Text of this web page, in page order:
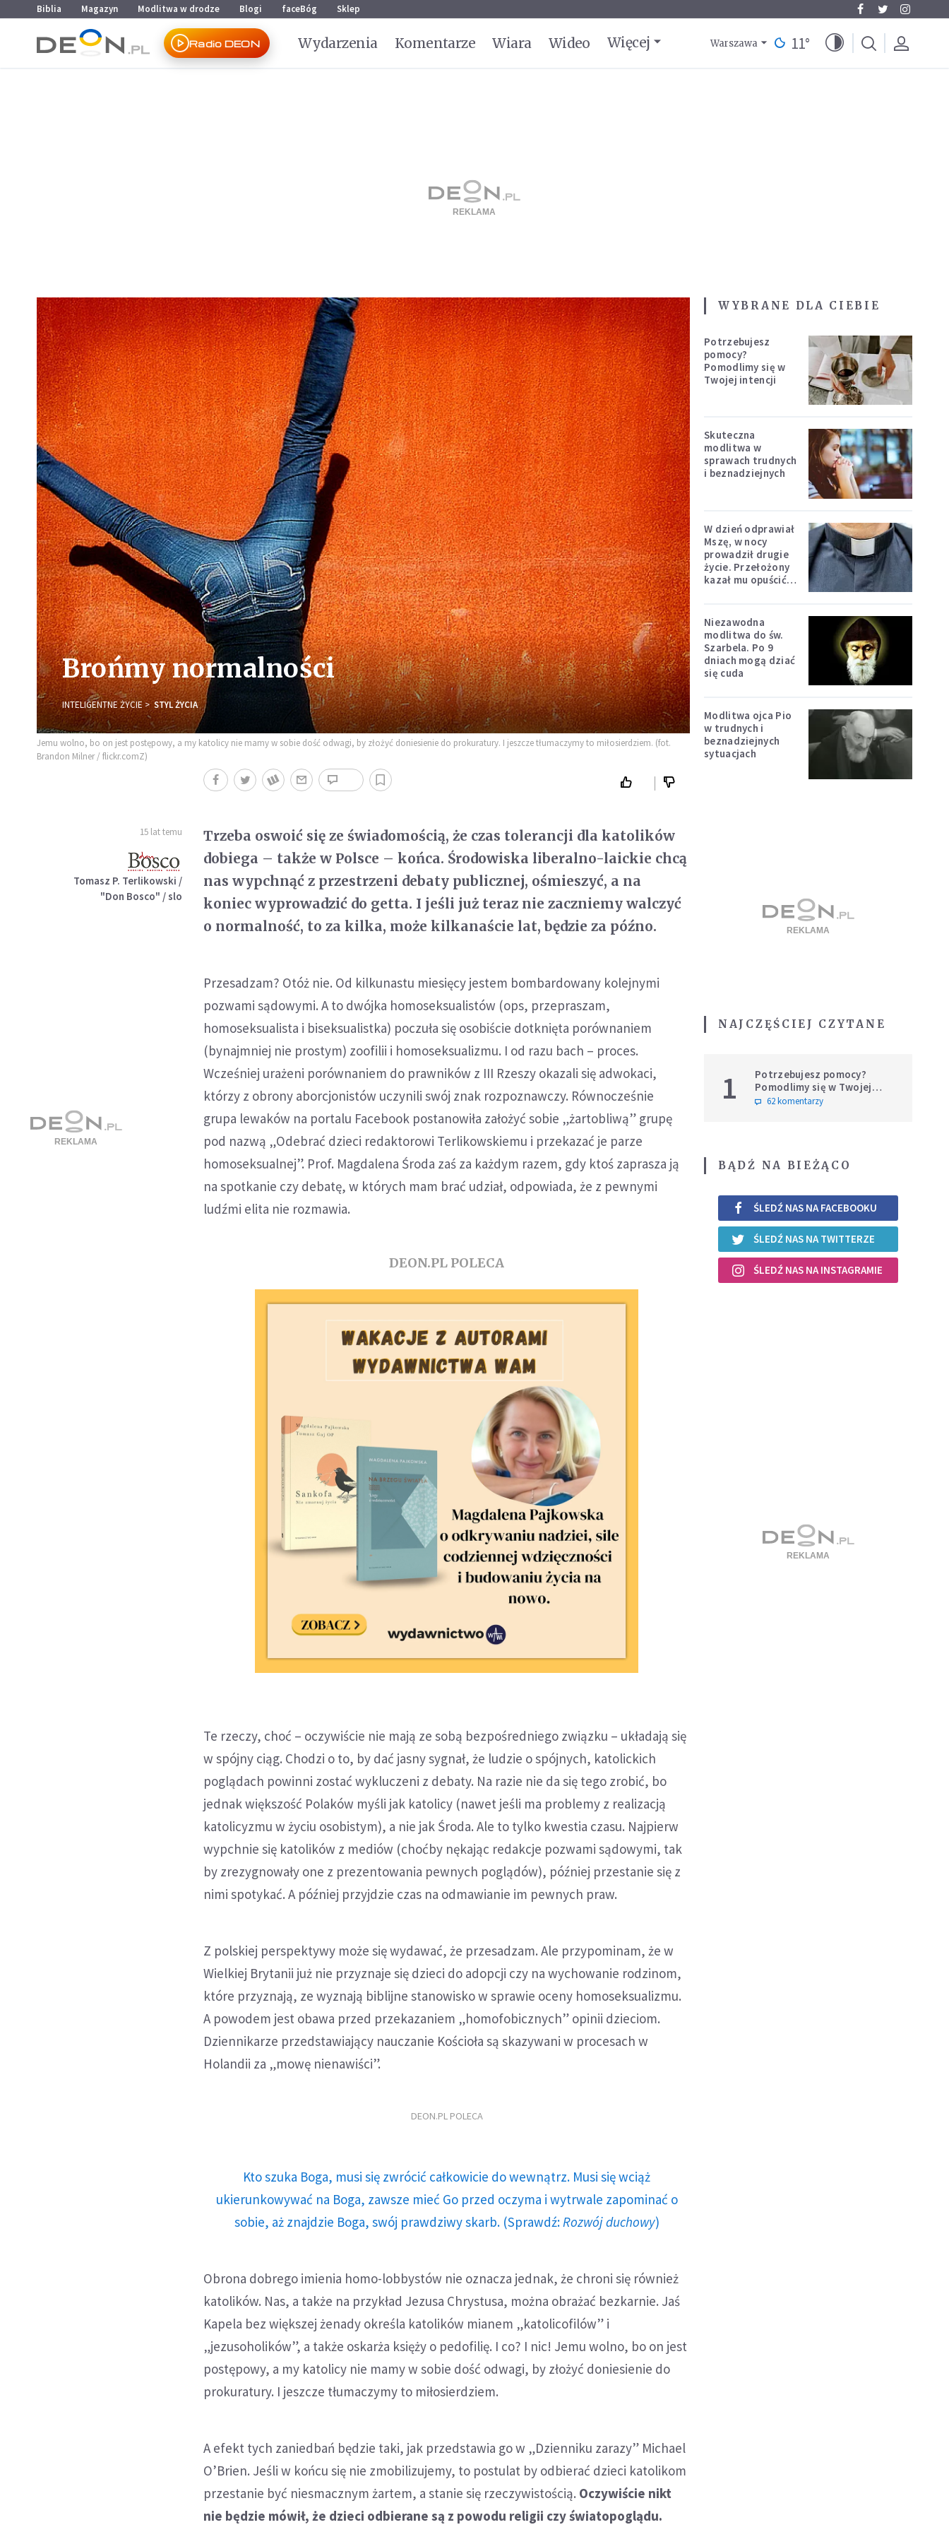
Przejdź do menu głównego
Przejdź do treści
Biblia Magazyn Modlitwa w drodze Blogi faceBóg Sklep
Radio DEON Wydarzenia Komentarze Wiara Wideo Więcej Warszawa 11°
Brońmy normalności
INTELIGENTNE ŻYCIE STYL ŻYCIA
Jemu wolno, bo on jest postępowy, a my katolicy nie mamy w sobie dość odwagi, by złożyć doniesienie do prokuratury. I jeszcze tłumaczymy to miłosierdziem. (fot.
Brandon Milner / flickr.comZ)
15 lat temu
Tomasz P. Terlikowski /
"Don Bosco" / slo
Trzeba oswoić się ze świadomością, że czas tolerancji dla katolików
dobiega – także w Polsce – końca. Środowiska liberalno-laickie chcą
nas wypchnąć z przestrzeni debaty publicznej, ośmieszyć, a na
koniec wyprowadzić do getta. I jeśli już teraz nie zaczniemy walczyć
o normalność, to za kilka, może kilkanaście lat, będzie za późno.
Przesadzam? Otóż nie. Od kilkunastu miesięcy jestem bombardowany kolejnymi
pozwami sądowymi. A to dwójka homoseksualistów (ops, przepraszam,
homoseksualista i biseksualistka) poczuła się osobiście dotknięta porównaniem
(bynajmniej nie prostym) zoofilii i homoseksualizmu. I od razu bach – proces.
Wcześniej urażeni porównaniem do prawników z III Rzeszy okazali się adwokaci,
którzy z obrony aborcjonistów uczynili swój znak rozpoznawczy. Równocześnie
grupa lewaków na portalu Facebook postanowiła założyć sobie „żartobliwą” grupę
pod nazwą „Odebrać dzieci redaktorowi Terlikowskiemu i przekazać je parze
homoseksualnej”. Prof. Magdalena Środa zaś za każdym razem, gdy ktoś zaprasza ją
na spotkanie czy debatę, w których mam brać udział, odpowiada, że z pewnymi
ludźmi elita nie rozmawia.
DEON.PL POLECA
Te rzeczy, choć – oczywiście nie mają ze sobą bezpośredniego związku – układają się
w spójny ciąg. Chodzi o to, by dać jasny sygnał, że ludzie o spójnych, katolickich
poglądach powinni zostać wykluczeni z debaty. Na razie nie da się tego zrobić, bo
jednak większość Polaków myśli jak katolicy (nawet jeśli ma problemy z realizacją
katolicyzmu w życiu osobistym), a nie jak Środa. Ale to tylko kwestia czasu. Najpierw
wypchnie się katolików z mediów (choćby nękając redakcje pozwami sądowymi, tak
by zrezygnowały one z prezentowania pewnych poglądów), później przestanie się z
nimi spotykać. A później przyjdzie czas na odmawianie im pewnych praw.
Z polskiej perspektywy może się wydawać, że przesadzam. Ale przypominam, że w
Wielkiej Brytanii już nie przyznaje się dzieci do adopcji czy na wychowanie rodzinom,
które przyznają, ze wyznają biblijne stanowisko w sprawie oceny homoseksualizmu.
A powodem jest obawa przed przekazaniem „homofobicznych” opinii dzieciom.
Dziennikarze przedstawiający nauczanie Kościoła są skazywani w procesach w
Holandii za „mowę nienawiści”.
DEON.PL POLECA
Kto szuka Boga, musi się zwrócić całkowicie do wewnątrz. Musi się wciąż
ukierunkowywać na Boga, zawsze mieć Go przed oczyma i wytrwale zapominać o
sobie, aż znajdzie Boga, swój prawdziwy skarb. (Sprawdź: Rozwój duchowy)
Obrona dobrego imienia homo-lobbystów nie oznacza jednak, że chroni się również
katolików. Nas, a także na przykład Jezusa Chrystusa, można obrażać bezkarnie. Jaś
Kapela bez większej żenady określa katolików mianem „katolicofilów” i
„jezusoholików”, a także oskarża księży o pedofilię. I co? I nic! Jemu wolno, bo on jest
postępowy, a my katolicy nie mamy w sobie dość odwagi, by złożyć doniesienie do
prokuratury. I jeszcze tłumaczymy to miłosierdziem.
A efekt tych zaniedbań będzie taki, jak przedstawia go w „Dzienniku zarazy” Michael
O’Brien. Jeśli w końcu się nie zmobilizujemy, to postulat by odbierać dzieci katolikom
przestanie być niesmacznym żartem, a stanie się rzeczywistością. Oczywiście nikt
nie będzie mówił, że dzieci odbierane są z powodu religii czy światopoglądu.
WYBRANE DLA CIEBIE
Potrzebujesz
pomocy?
Pomodlimy się w
Twojej intencji
Skuteczna
modlitwa w
sprawach trudnych
i beznadziejnych
W dzień odprawiał
Mszę, w nocy
prowadził drugie
życie. Przełożony
kazał mu opuścić
Niezawodna
modlitwa do św.
Szarbela. Po 9
dniach mogą dziać
się cuda
Modlitwa ojca Pio
w trudnych i
beznadziejnych
sytuacjach
NAJCZĘŚCIEJ CZYTANE
1
Potrzebujesz pomocy?
Pomodlimy się w Twojej
intencji
62 komentarzy
BĄDŹ NA BIEŻĄCO
ŚLEDŹ NAS NA FACEBOOKU
ŚLEDŹ NAS NA TWITTERZE
ŚLEDŹ NAS NA INSTAGRAMIE